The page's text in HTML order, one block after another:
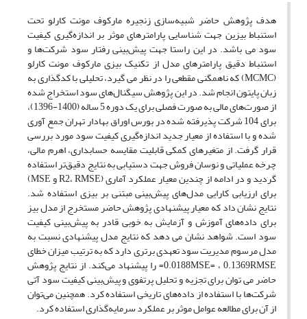
هدف پژوهش حاضر شبیه‌سازی زنجیره مارکوف مونت کارلو تحت
استنباط بیزین جهت شناسایی پارامترهای موثر بر اندازه‌گیری کیفیت
سود می باشد. در این راستا جهت پیش‌بینی رفتار سود شرکت‌ها و
استنباط دقیق پارامترهای مدل از تکنیک بیزی مارکوف مونت کارلو
(MCMC) که ناهمگنی مقطعی را در نظر می گیرد، تحلیلی با کدگذاری به
زبان پایتون انجام شد. در این پژوهش سیگنال‌های سود استخراج شده
از صورت‌های مالی به صورت فصلی برای یک دوره 5 ساله (1400-1396)،
برای 104 شرکت پذیرفته شده در بورس اوراق بهادار تهران جمع آوری
شده و با استفاده از معیار جدید اندازه‌گیری کیفیت سود مورد بررسی
قرار گرفت. از متغیرهای کمکی قابلیت مقایسه حسابداری، اهرم مالی،
چرخه عملیاتی و نوسان فروش جهت دستیابی به نتایج دقیق‌تر استفاده
گردید و در ادامه از چندین معیار عملکرد آماری (R2، RMSE و MSE)
برای ارزیابی کارایی مدل‌های پیش‌بینی مبتنی بر بیزی استفاده شد.
نتایج نشان داد که معیار پیشنهادی پژوهش حاضر مستخرج از مدل بیز
برای داده‌های آموزش و آزمایش به خوبی قادر به پیش‌بینی کیفیت
سود است. شواهد نشان می دهد که نتایج مدل پیشنهادی نسبت به
مدل مرسوم مدیریت سود تعهدی برتری دارد که به ترتیب میزان خطای
0.0188MSE= ، 0.1369RMSE= را پیشنهاد می‌کند. از نتایج پژوهش
حاضر می توان برای تجزیه و تحلیل پرتفوی و پیش‌بینی کیفیت سود آتی
شرکت‌ها با استفاده از داده‌های تاریخی استفاده کرد. همچنین می‌توان
از آن برای مطالعه عوامل موثر بر عملکرد سرمایه‌گذاری استفاده کرد.